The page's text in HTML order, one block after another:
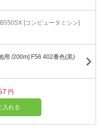
[コンピュータミシン]
/200m] F56 402番色(黒)
円
入れる